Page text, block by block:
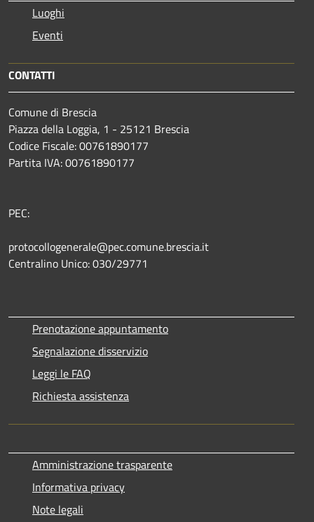
Luoghi
Eventi
CONTATTI
Comune di Brescia
Piazza della Loggia, 1 - 25121 Brescia
Codice Fiscale: 00761890177
Partita IVA: 00761890177
PEC:
protocollogenerale@pec.comune.brescia.it
Centralino Unico: 030/29771
Prenotazione appuntamento
Segnalazione disservizio
Leggi le FAQ
Richiesta assistenza
Amministrazione trasparente
Informativa privacy
Note legali